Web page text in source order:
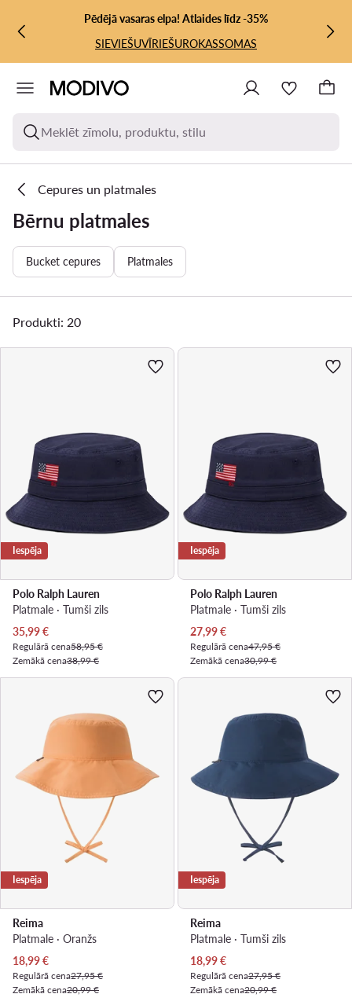
PĀRIET UZ GALVENO SATURU
PĀRIET UZ MEKLĒŠANUPēdējā vasaras elpa! Atlaides līdz -35%
SIEVIEŠUVĪRIEŠUROKASSOMAS
Meklēt zīmolu, produktu, stilu
Cepures un platmales
Bērnu platmales
Bucket cepures Platmales
Produkti: 20
Iespēja
Polo Ralph Lauren
Platmale · Tumši zils
Pašreizējā cena
35,99€
Regulārā cena58,95 €
Zemākā cena38,99 €
Iespēja
Polo Ralph Lauren
Platmale · Tumši zils
Pašreizējā cena
27,99€
Regulārā cena47,95 €
Zemākā cena30,99 €
Iespēja
Reima
Platmale · Oranžs
Pašreizējā cena
18,99€
Regulārā cena27,95 €
Zemākā cena20,99 €
Iespēja
Reima
Platmale · Tumši zils
Pašreizējā cena
18,99€
Regulārā cena27,95 €
Zemākā cena20,99 €